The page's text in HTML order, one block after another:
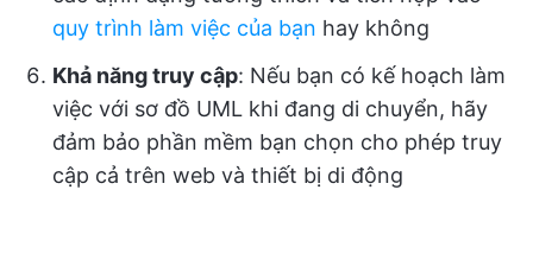
quy trình làm việc của bạn hay không
Khả năng truy cập: Nếu bạn có kế hoạch làm
việc với sơ đồ UML khi đang di chuyển, hãy
đảm bảo phần mềm bạn chọn cho phép truy
cập cả trên web và thiết bị di động